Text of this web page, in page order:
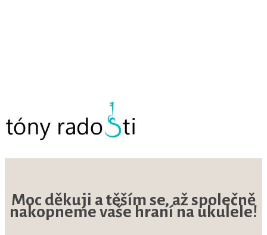
Moc děkuji a těším se, až společně
nakopneme vaše hraní na ukulele!